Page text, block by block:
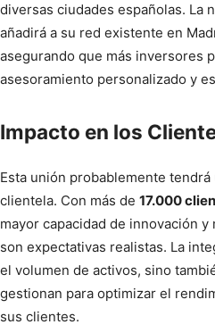
diversas ciudades españolas. La
añadirá a su red existente en
asegurando que más inversores
asesoramiento personalizado y
Impacto en los
Esta unión probablemente
clientela. Con más de 17.000
mayor capacidad de innovación
son expectativas realistas. La
el volumen de activos, sino
gestionan para optimizar el
sus clientes.